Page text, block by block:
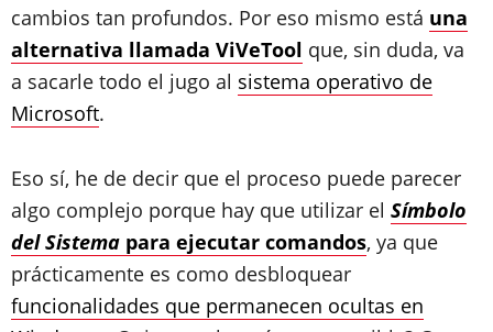
cambios tan profundos. Por eso mismo está una
alternativa llamada ViVeTool que, sin duda, va
a sacarle todo el jugo al sistema operativo de
Microsoft.
Eso sí, he de decir que el proceso puede parecer
algo complejo porque hay que utilizar el Símbolo
del Sistema para ejecutar comandos, ya que
prácticamente es como desbloquear
funcionalidades que permanecen ocultas en